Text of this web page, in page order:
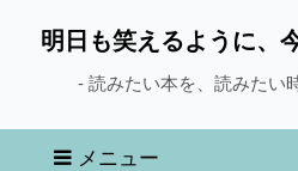
明日も笑えるように、
- 読みたい本を、読みたい
メニュー